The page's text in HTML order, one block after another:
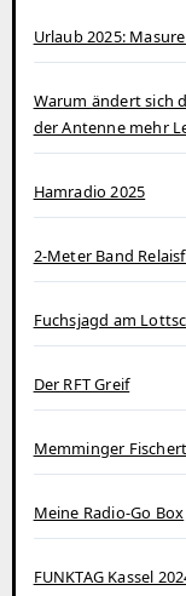
Urlaub 2025:
Warum ändert sich
der Antenne mehr
Hamradio 2025
2-Meter Band
Fuchsjagd am
Der RFT Greif
Memminger
Meine Radio-Go Box
FUNKTAG Kassel